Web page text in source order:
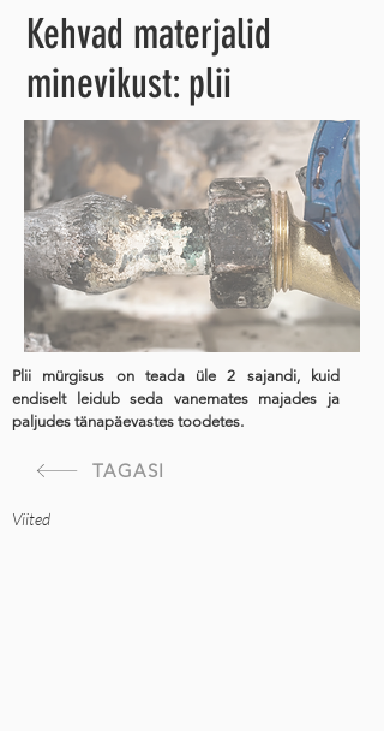
Kehvad materjalid
minevikust: plii
Plii mürgisus on teada üle 2 sajandi, kuid
endiselt leidub seda vanemates majades ja
paljudes tänapäevastes toodetes.
TAGASI
Viited